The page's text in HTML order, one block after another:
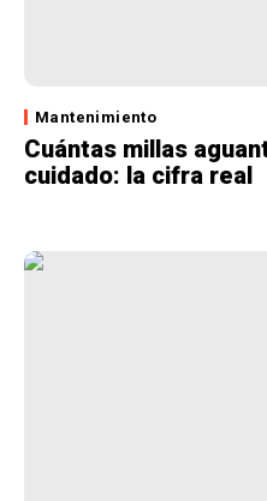
Mantenimiento
Cuántas millas
cuidado: la cifra real